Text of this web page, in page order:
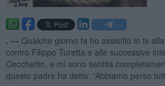
. — Qualche giorno fa ho assistito in tv
contro Filippo Turetta e alle successive
Cecchettin, e mi sono sentita
questo padre ha detto: “Abbiamo perso